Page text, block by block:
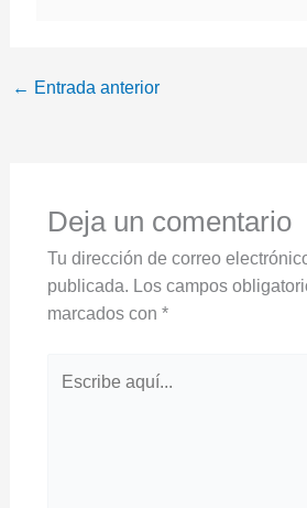
← Entrada anterior
Deja un comentario
Tu dirección de correo
publicada. Los campos
marcados con *
aquí...